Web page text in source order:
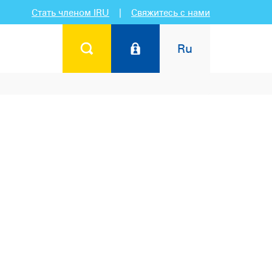
Стать членом IRU | Свяжитесь с нами
Ru